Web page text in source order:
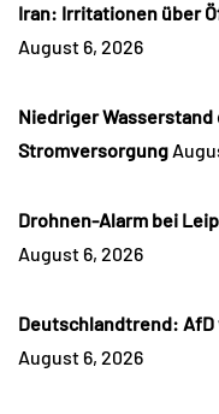
Iran: Irritationen über
August 6, 2026
Niedriger
Stromversorgung
Drohnen-Alarm bei
August 6, 2026
Deutschlandtrend:
August 6, 2026